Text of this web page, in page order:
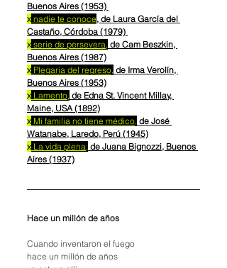
Buenos Aires (1953)
x nadie te conoce, de Laura García del
Castaño, Córdoba (1979)
x serie de persevera, de Cam Beszkin,
Buenos Aires (1987)
x Plegaria del regreso, de Irma Verolín,
Buenos Aires (1953)
x Lamento, de Edna St. Vincent Millay,
Maine, USA (1892)
x Mi familia no tiene médico, de José
Watanabe, Laredo, Perú (1945)
x La vida plena, de Juana Bignozzi, Buenos
Aires (1937)
Hace un millón de años
Cuando inventaron el fuego
hace un millón de años